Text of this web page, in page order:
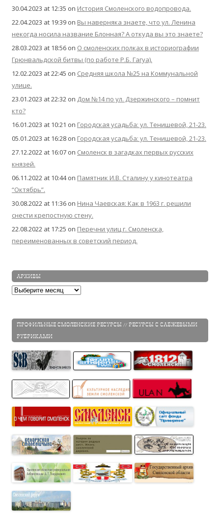
30.04.2023 at 12:35 on История Смоленского водопровода.
22.04.2023 at 19:39 on Вы наверняка знаете, что ул. Ленина
некогда носила название Блонная? А откуда вы это знаете?
28.03.2023 at 18:56 on О смоленских полках в историографии
Грюнвальдской битвы (по работе Р.Б. Гагуа).
12.02.2023 at 22:45 on Средняя школа №25 на Коммунальной
улице.
23.01.2023 at 22:32 on Дом №14 по ул. Дзержинского – помнит
кто?
16.01.2023 at 10:21 on Городская усадьба: ул. Тенишевой, 21-23.
05.01.2023 at 16:28 on Городская усадьба: ул. Тенишевой, 21-23.
27.12.2022 at 16:07 on Смоленск в загадках первых русских
князей.
06.11.2022 at 10:44on Памятник И.В. Сталину у кинотеатра
“Октябрь”.
30.08.2022 at 11:36 on Нина Чаевская: Как в 1963 г. решили
снести крепостную стену.
22.08.2022 at 17:25 on Перечни улиц г. Смоленска,
переименованных в советский период.
АРХИВЫ
Архивы
ПРОФИЛЬНЫЕ СМОЛЕНСКИЕ РЕСУРСЫ // РЕСУРСЫ С САБЖЕВЫМИ
РУБРИКАМИ